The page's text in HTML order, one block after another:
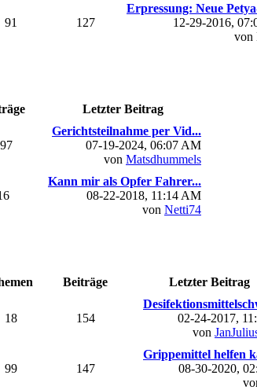
91 127
Erpressung: Neue
12-29-2016,
von
Letzter Beitrag
Gerichtsteilnahme per Vid...
07-19-2024, 06:07 AM
von Matsdhummels
Kann mir als Opfer Fahrer...
08-22-2018, 11:14 AM
von Netti74
Beiträge Letzter Beitrag
18 154
02-24-2017,
von
99 147
Grippemittel helfen
08-30-2020,